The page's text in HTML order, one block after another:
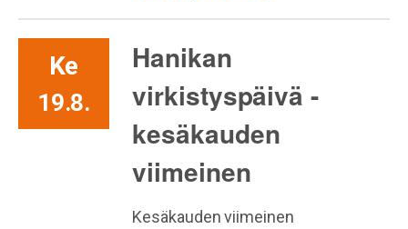
Ke
19.8.
Hanikan
virkistyspäivä -
kesäkauden
viimeinen
Kesäkauden viimeinen